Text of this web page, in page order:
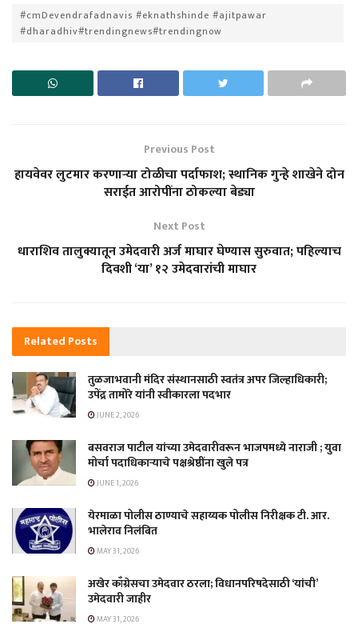
#cmDevendrafadnavis #eknathshinde #ajitpawar
#dharadhiv#trendingnews#trendingnow
Previous Post
हायवेवर लुटमार करणाऱ्या टोळीचा पर्दाफाश; स्थानिक गुन्हे शाखेने दोन
सराईत आरोपींना ठोकल्या बेड्या
Next Post
धाराशिव तालुक्यातून उमेदवारी अर्ज माघार घेण्यास सुरुवात; पहिल्याच
दिवशी ‘या’ १२ उमेदवारांची माघार
Related Posts
तुळजाभवानी मंदिर संस्थानसाठी स्वतंत्र अपर जिल्हाधिकारी;
उपेंद्र तामोरे यांनी स्वीकारला पदभार
JUNE 2, 2026
बसवराज पाटील यांच्या उमेदवारीवरून भाजपमध्ये नाराजी ; युवा
मोर्चा पदाधिकाऱ्याचे पक्षश्रेष्ठींना खुले पत्र
JUNE 1, 2026
येरमाळा पोलीस ठाण्याचे सहाय्यक पोलीस निरीक्षक टी. आर.
भालेराव निलंबित
MAY 31, 2026
अखेर काँग्रेसचा उमेदवार ठरला; विधानपरिषदेसाठी ‘यांची’
उमेदवारी जाहीर
MAY 31, 2026